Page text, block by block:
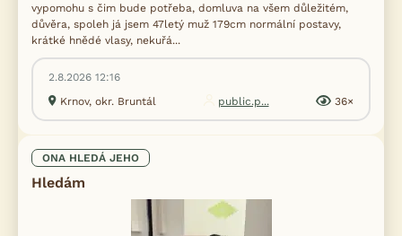
vypomohu s čim bude potřeba, domluva na všem důležitém,
důvěra, spoleh já jsem 47letý muž 179cm normální postavy,
krátké hnědé vlasy, nekuřá...
2.8.2026 12:16
Krnov, okr. Bruntál
public.p... 36×
ONA HLEDÁ JEHO
Hledám